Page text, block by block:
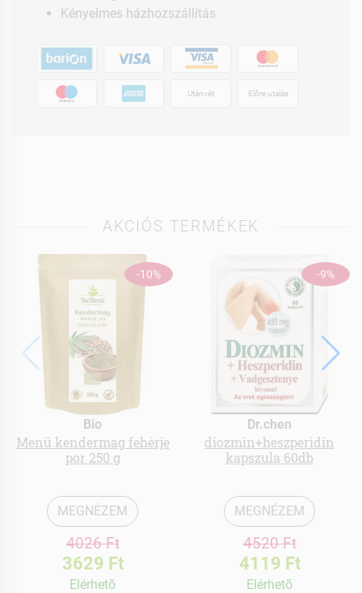
Kényelmes házhozszállítás
Utánvét Előre utalás
AKCIÓS TERMÉKEK
-10%
Bio
Menü kendermag fehérje
por 250 g
MEGNÉZEM
4026 Ft
3629 Ft
Elérhetõ
-9%
Dr.chen
diozmin+heszperidin
kapszula 60db
MEGNÉZEM
4520 Ft
4119 Ft
Elérhetõ